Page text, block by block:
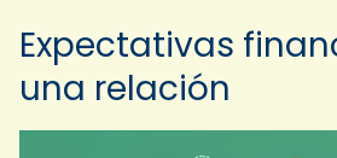
Expectativas
una relación